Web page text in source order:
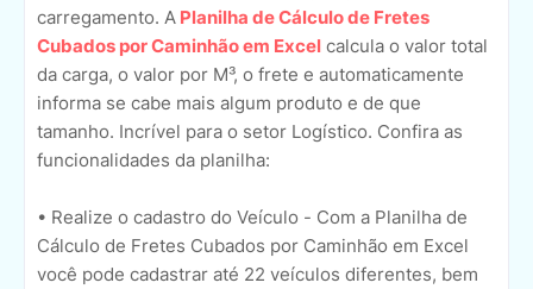
carregamento. A Planilha de Cálculo de Fretes
Cubados por Caminhão em Excel calcula o valor total
da carga, o valor por M³, o frete e automaticamente
informa se cabe mais algum produto e de que
tamanho. Incrível para o setor Logístico. Confira as
funcionalidades da planilha:
• Realize o cadastro do Veículo - Com a Planilha de
Cálculo de Fretes Cubados por Caminhão em Excel
você pode cadastrar até 22 veículos diferentes, bem